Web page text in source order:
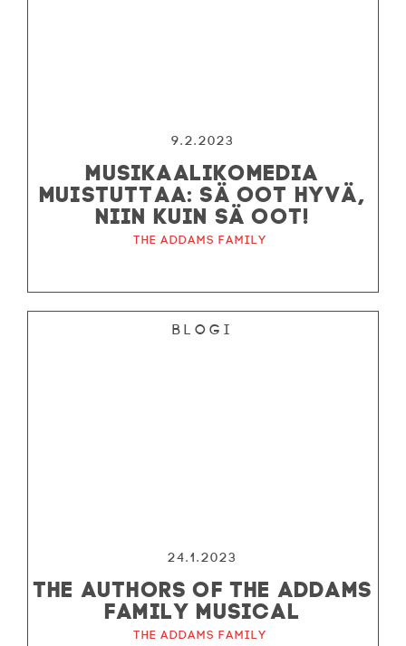
9.2.2023
MUSIKAALIKOMEDIA
MUISTUTTAA: SÄ OOT HYVÄ,
NIIN KUIN SÄ OOT!
The Addams Family
Blogi
24.1.2023
THE AUTHORS OF THE ADDAMS
FAMILY MUSICAL
The Addams Family